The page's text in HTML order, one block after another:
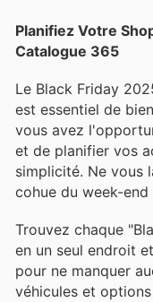
Planifiez Votre
Catalogue 365
Le Black Friday
est essentiel de
vous avez
et de planifier vos
simplicité. Ne vous
cohue du week-end
Trouvez chaque
en un seul endroit
pour ne manquer
véhicules et options